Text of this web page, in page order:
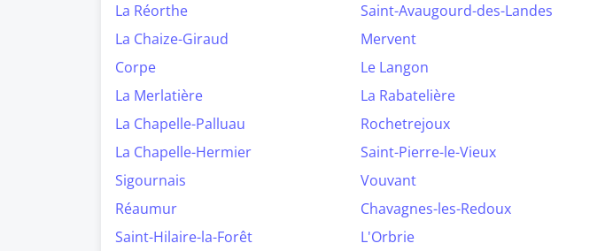
La Réorthe
Saint-Avaugourd-des-Landes
La Chaize-Giraud
Mervent
Corpe
Le Langon
La Merlatière
La Rabatelière
La Chapelle-Palluau
Rochetrejoux
La Chapelle-Hermier
Saint-Pierre-le-Vieux
Sigournais
Vouvant
Réaumur
Chavagnes-les-Redoux
Saint-Hilaire-la-Forêt
L'Orbrie